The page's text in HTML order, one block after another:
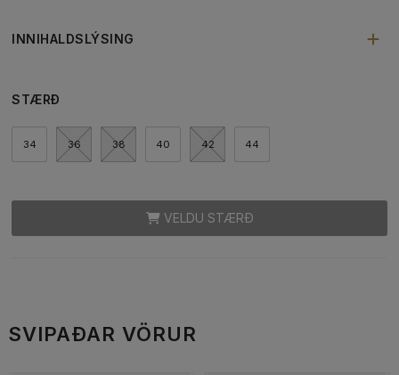
INNIHALDSLÝSING
STÆRÐ
34 36 38 40 42 44
VELDU STÆRÐ
SVIPAÐAR VÖRUR